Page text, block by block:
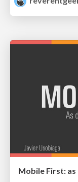
Mobile First: